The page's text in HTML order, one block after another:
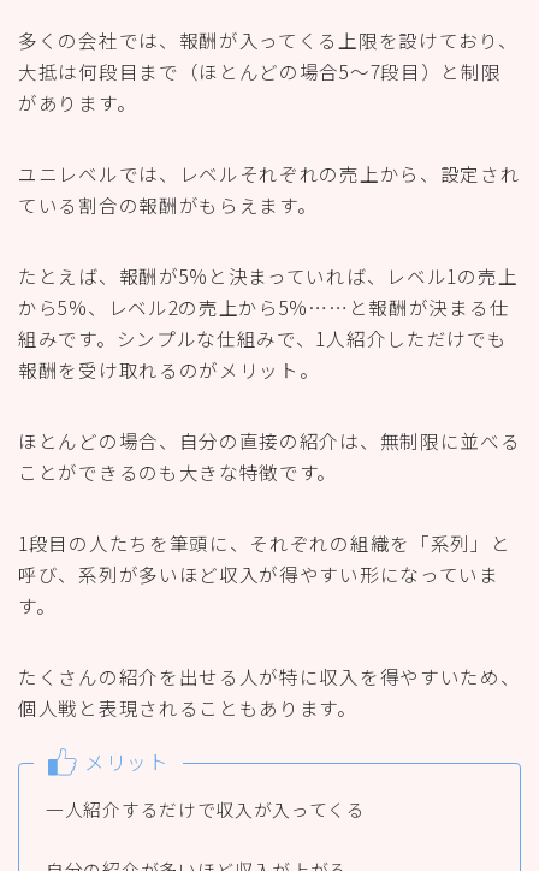
多くの会社では、報酬が入ってくる上限を設けており、
大抵は何段目まで（ほとんどの場合5～7段目）と制限
があります。
ユニレベルでは、レベルそれぞれの売上から、設定され
ている割合の報酬がもらえます。
たとえば、報酬が5%と決まっていれば、レベル1の売上
から5%、レベル2の売上から5%……と報酬が決まる仕
組みです。シンプルな仕組みで、1人紹介しただけでも
報酬を受け取れるのがメリット。
ほとんどの場合、自分の直接の紹介は、無制限に並べる
ことができるのも大きな特徴です。
1段目の人たちを筆頭に、それぞれの組織を「系列」と
呼び、系列が多いほど収入が得やすい形になっていま
す。
たくさんの紹介を出せる人が特に収入を得やすいため、
個人戦と表現されることもあります。
メリット
一人紹介するだけで収入が入ってくる